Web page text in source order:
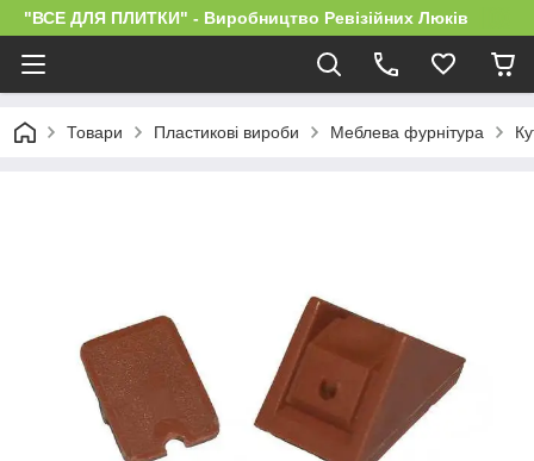
"ВСЕ ДЛЯ ПЛИТКИ" - Виробництво Ревізійних Люків
Товари Пластикові вироби Меблева фурнітура